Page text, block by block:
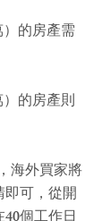
的房產需
的房產則
海外買家將
可，從開